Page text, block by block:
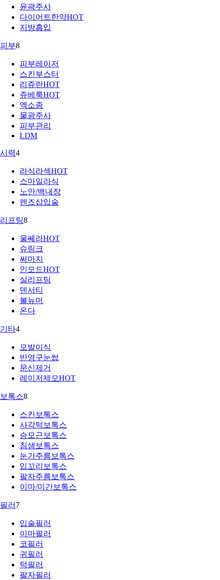
윤곽주사
다이어트한약HOT
지방흡입
피부8
피부레이저
스킨부스터
리쥬란HOT
쥬베룩HOT
엑소좀
물광주사
피부관리
LDM
시력4
라식라섹HOT
스마일라식
노안/백내장
렌즈삽입술
리프팅8
울쎄라HOT
슈링크
써마지
인모드HOT
실리프팅
덴서티
볼뉴머
온다
기타4
모발이식
반영구눈썹
문신제거
레이저제모HOT
보톡스8
스킨보톡스
사각턱보톡스
승모근보톡스
침샘보톡스
눈가주름보톡스
입꼬리보톡스
팔자주름보톡스
이마/미간보톡스
필러 7
입술필러
이마필러
코필러
귀필러
턱필러
팔자필러